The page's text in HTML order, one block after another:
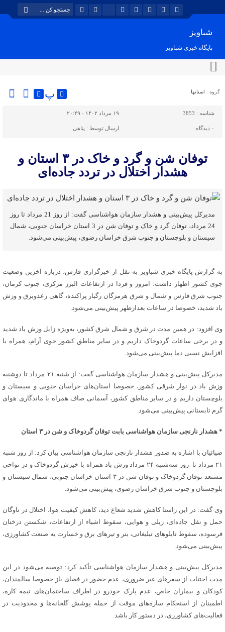
شباویز
پایگاه خبری شباویز
گروه : استانها پ
شناسه : 3853 ۱۹ مرداد ۱۴۰۲ - ۲۰:۴۹
۰ دیدگاه ارسال توسط : پناهی
توفان شن و گرد و خاک‌ در ‌۳ استان و
هشدار اختلال در تردد جاده‌ای
مدیرکل پیش‌بینی و هشدار سازمان هواشناسی گفت: از روز 21 مرداد تا روز
24 مرداد، توفان گرد و خاک و توفان شن در ‌3 استان خراسان جنوبی، شمال
سیستان و بلوچستان و جنوب شرق خراسان رضوی، پیش‌بینی می‌شود.
به گزارش پایگاه خبری شباویز به نقل از خبرگزاری فارس، درباره آخرین وضعیت
جوی کشور اظهار داشت: امروز و فردا در ارتفاعات البرز مرکزی، جنوب کرمان،
جنوب شرق فارس و شمال و شرق هرمزگان رگبار پراکنده، گاهی رعدوبرق و وزش
باد شدید، خصوصا در ساعات بعدازظهر پیش‌بینی می‌شود.
وی افزود: در همین مدت در شرق و شمال شرق کشور، به‌ویژه زابل وزش باد شدید
و در برخی ساعات گردوخاک داریم و در سایر مناطق کشور جوی آرام، همراه با
افزایش نسبی دما پیش‌بینی می‌شود.
مدیرکل پیش‌بینی و هشدار سازمان هواشناسی گفت: از شنبه ۲۱ مرداد تا دوشنبه
وزش باد در نوار شرقی کشور، خصوصا استان‌های خراسان جنوبی و سیستان و
بلوچستان داریم و در سایر مناطق کشور، آسمانی صاف همراه با ماندگاری هوای
گرم تابستانی پیش‌بینی می‌شود.
* هشدار نارنجی سازمان هواشناسی بابت توفان گردوخاک و‌ شن در ‌۳ استان
ضیائیان با اشاره به صدور هشدار نارنجی سازمان هواشناسی بیان کرد: از روز شنبه
۲۱ مرداد تا روز سه‌شنبه ۲۴ مرداد وزش باد همراه با خیزش گردوخاک و در نواحی
مستعد توفان گردوخاک و توفان شن در ‌۳ استان خراسان جنوبی، شمال سیستان و
بلوچستان و جنوب شرق خراسان رضوی، پیش‌بینی می‌شود.
وی گفت: در این راستا کاهش شدید شعاع دید، کاهش کیفیت هوا، اختلال در ناوگان
حمل و نقل جاده‌ای، ریلی و هوایی، سقوط اشیاء از ارتفاعات، شکستن درختان
فرسوده، سقوط تابلوهای تبلیغاتی، بنر و تیرهای برق و خسارت به صنعت کشاورزی،
پیش‌بینی می‌شود.
مدیرکل پیش‌بینی و هشدار سازمان هواشناسی تأکید کرد: توضیه می‌شود در این
مدت ‌اجتناب از سفرهای غیر ضروری، عدم حضور‌ در فضای باز خصوصا سالمندان،
کودکان و بیماران خاص، عدم پارک خودرو در اطراف ساختمان‌های نیمه کاره،
اطمینان از استحکام سازه‌های موقت از جمله پوشش گلخانه‌ها و محدودیت در
فعالیت‌های کشاورزی، در دستور کار باشد.